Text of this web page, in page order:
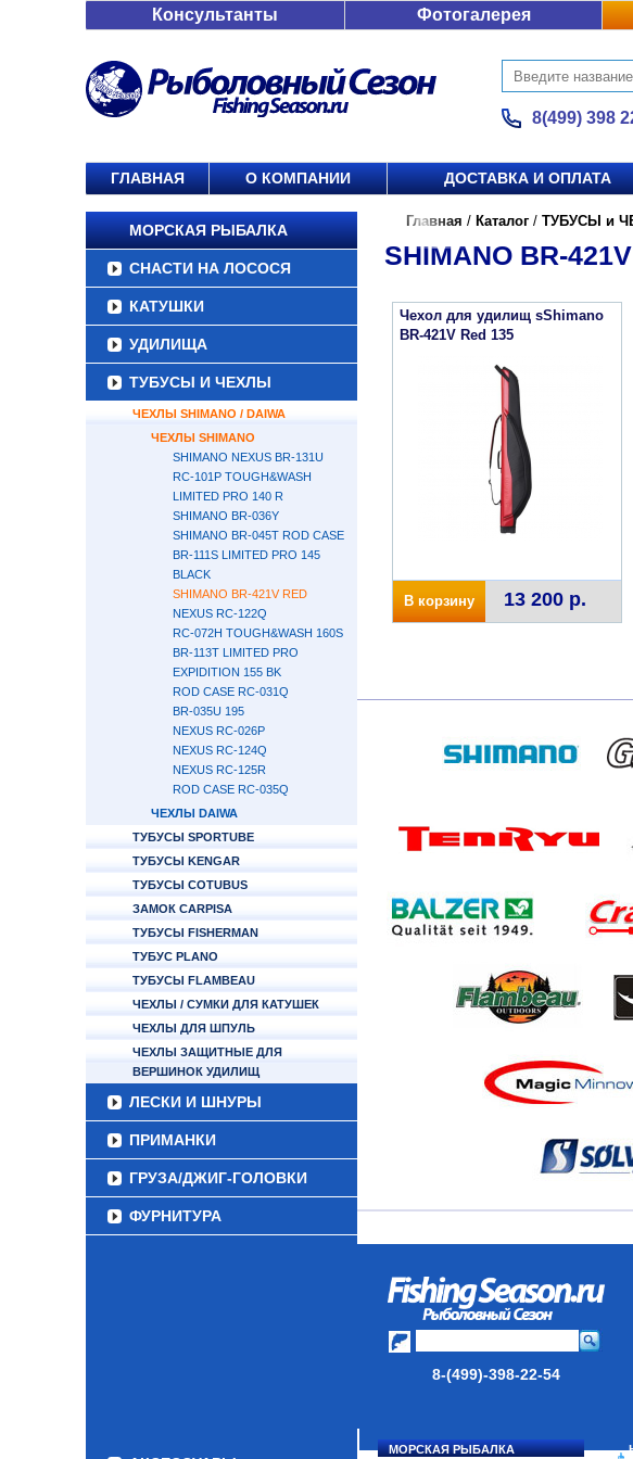
Консультанты Фотогалерея
8(499) 398
ГЛАВНАЯ О КОМПАНИИ ДОСТАВКА И ОПЛАТА
МОРСКАЯ РЫБАЛКА
СНАСТИ НА ЛОСОСЯ
КАТУШКИ
УДИЛИЩА
ТУБУСЫ И ЧЕХЛЫ
ЧЕХЛЫ SHIMANO / DAIWA
ЧЕХЛЫ SHIMANO
SHIMANO NEXUS BR-131U
RC-101P TOUGH&WASH
LIMITED PRO 140 R
SHIMANO BR-036Y
SHIMANO BR-045T ROD CASE
BR-111S LIMITED PRO 145
BLACK
SHIMANO BR-421V RED
NEXUS RC-122Q
RC-072H TOUGH&WASH 160S
BR-113T LIMITED PRO
EXPIDITION 155 BK
ROD CASE RC-031Q
BR-035U 195
NEXUS RC-026P
NEXUS RC-124Q
NEXUS RC-125R
ROD CASE RC-035Q
ЧЕХЛЫ DAIWA
ТУБУСЫ SPORTUBE
ТУБУСЫ KENGAR
ТУБУСЫ COTUBUS
ЗАМОК CARPISA
ТУБУСЫ FISHERMAN
ТУБУС PLANO
ТУБУСЫ FLAMBEAU
ЧЕХЛЫ / СУМКИ ДЛЯ КАТУШЕК
ЧЕХЛЫ ДЛЯ ШПУЛЬ
ЧЕХЛЫ ЗАЩИТНЫЕ ДЛЯ
ВЕРШИНОК УДИЛИЩ
ЛЕСКИ И ШНУРЫ
ПРИМАНКИ
ГРУЗА/ДЖИГ-ГОЛОВКИ
ФУРНИТУРА
Главная / Каталог / ТУБУСЫ и
SHIMANO BR-
Чехол для удилищ sShimano
BR-421V Red 135
В корзину 13 200 р.
8-(499)-398-22-54
МОРСКАЯ РЫБАЛКА